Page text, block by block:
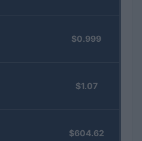
$0.999
$1.07
$604.62